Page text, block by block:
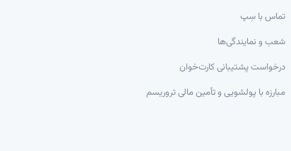
تماس با سِپ
شعب و نمایندگی‌ها
درخواست پشتیبانی کارت‌خوان
مبارزه با پولشویی و تأمین مالی تروریسم